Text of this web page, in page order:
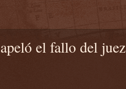
el fallo del juez